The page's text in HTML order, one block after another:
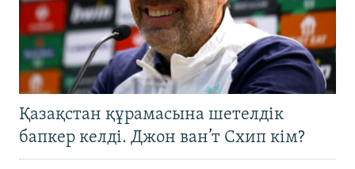
Қазақстан құрамасына шетелдік
бапкер келді. Джон ван’т Схип кім?